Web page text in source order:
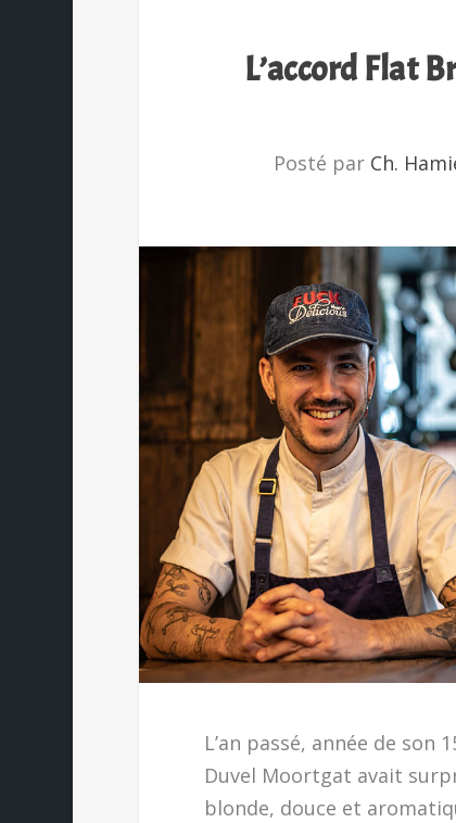
L’accord Flat
Posté par Ch.
L’an passé, année de
Duvel Moortgat avait
blonde, douce et